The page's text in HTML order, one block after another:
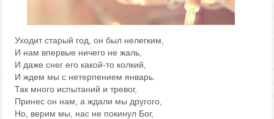
Уходит старый год, он был нелегким,
И нам впервые ничего не жаль,
И даже снег его какой-то колкий,
И ждем мы с нетерпением январь.
Так много испытаний и тревог,
Принес он нам, а ждали мы другого,
Но, верим мы, нас не покинул Бог,